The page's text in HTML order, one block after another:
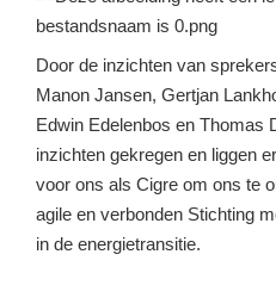
Door de inzichten van
Manon Jansen, Gertjan
Edwin Edelenbos en Thomas
inzichten gekregen en liggen
voor ons als Cigre om ons te
agile en verbonden Stichting
in de energietransitie.